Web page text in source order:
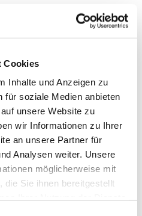
Cookies
Inhalte und Anzeigen zu
für soziale Medien anbieten
unsere Website zu
wir Informationen zu Ihrer
an unsere Partner für
Analysen weiter. Unsere
möglicherweise mit
die Sie ihnen bereitgestellt
Sie auch